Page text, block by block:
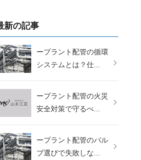
新の記事
ープラント配管の循環
システムとは？仕...
ープラント配管の火災
安全対策で守るべ...
ープラント配管のバル
ブ選びで失敗しな...